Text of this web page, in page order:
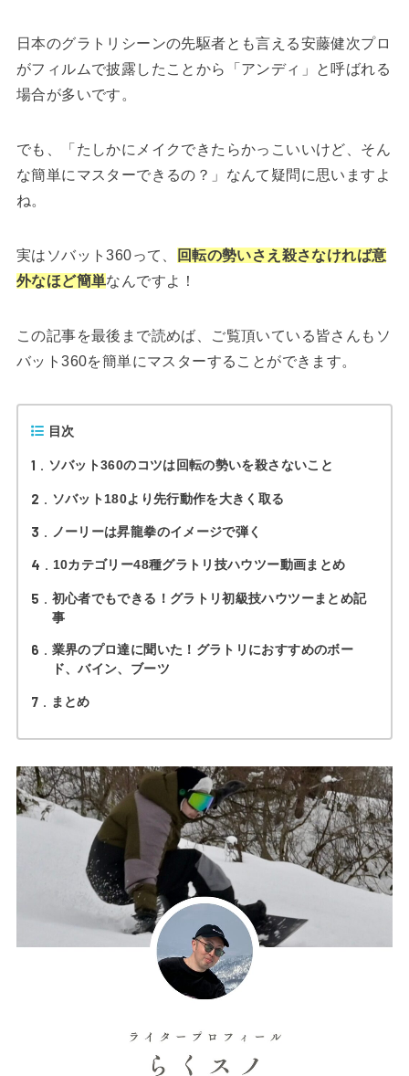
日本のグラトリシーンの先駆者とも言える安藤健次プロ
がフィルムで披露したことから「アンディ」と呼ばれる
場合が多いです。
でも、「たしかにメイクできたらかっこいいけど、そん
な簡単にマスターできるの？」なんて疑問に思いますよ
ね。
実はソバット360って、
回転の勢いさえ殺さなければ意
外なほど簡単なんですよ！
この記事を最後まで読めば、ご覧頂いている皆さんもソ
バット360を簡単にマスターすることができます。
目次
1 ソバット360のコツは回転の勢いを殺さないこと
2 ソバット180より先行動作を大きく取る
3 ノーリーは昇龍拳のイメージで弾く
4 10カテゴリー48種グラトリ技ハウツー動画まとめ
5
初心者でもできる！グラトリ初級技ハウツーまとめ記
事
6
業界のプロ達に聞いた！グラトリにおすすめのボー
ド、バイン、ブーツ
7 まとめ